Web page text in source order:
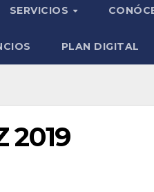
SERVICIOS
PLAN DIGITAL
2019